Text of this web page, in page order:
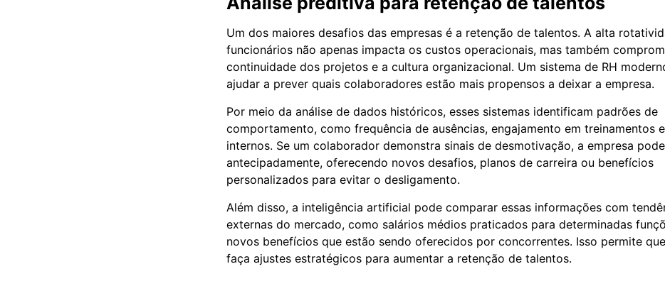
Um dos maiores desafios das empresas é a retenção de talentos. A alta
funcionários não apenas impacta os custos operacionais, mas também
continuidade dos projetos e a cultura organizacional. Um sistema de RH
ajudar a prever quais colaboradores estão mais propensos a deixar a empresa.
Por meio da análise de dados históricos, esses sistemas identificam padrões de
comportamento, como frequência de ausências, engajamento em treinamentos
internos. Se um colaborador demonstra sinais de desmotivação, a empresa
antecipadamente, oferecendo novos desafios, planos de carreira ou benefícios
personalizados para evitar o desligamento.
Além disso, a inteligência artificial pode comparar essas informações com
externas do mercado, como salários médios praticados para determinadas
novos benefícios que estão sendo oferecidos por concorrentes. Isso permite
faça ajustes estratégicos para aumentar a retenção de talentos.